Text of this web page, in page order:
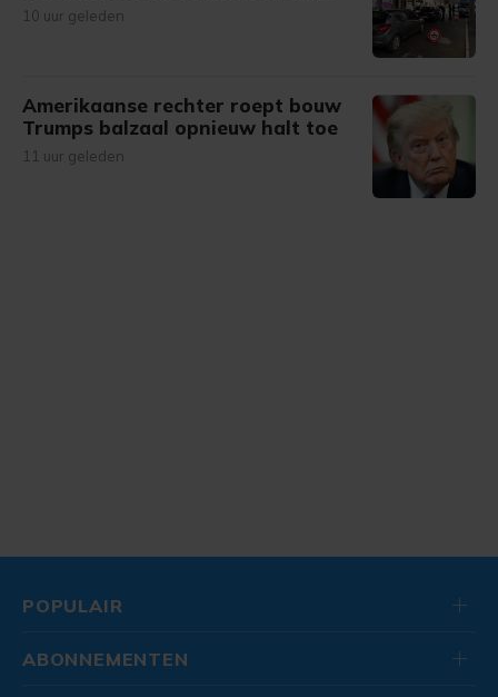
10 uur geleden
Amerikaanse rechter roept bouw
Trumps balzaal opnieuw halt toe
11 uur geleden
POPULAIR
ABONNEMENTEN